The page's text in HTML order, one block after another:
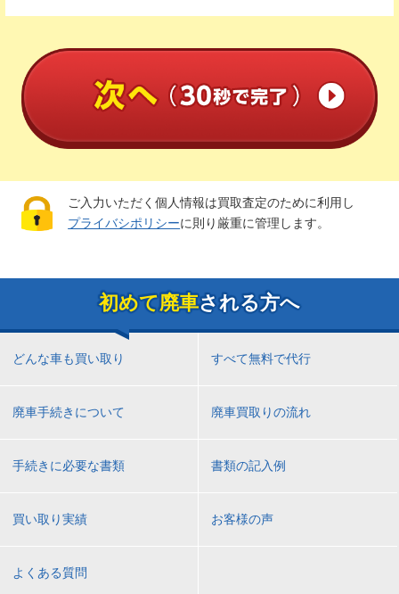
ご入力いただく個人情報は買取査定のために利用し
プライバシポリシーに則り厳重に管理します。
初めて廃車される方へ
どんな車も買い取り すべて無料で代行
廃車手続きについて 廃車買取りの流れ
手続きに必要な書類 書類の記入例
買い取り実績 お客様の声
よくある質問